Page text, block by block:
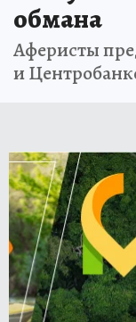
обмана
Аферисты
и